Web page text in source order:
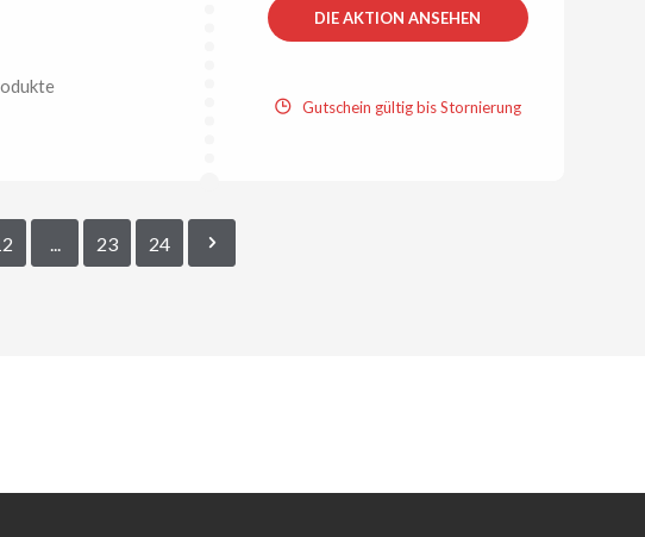
DIE AKTION ANSEHEN
Gutschein gültig bis Stornierung
23 24